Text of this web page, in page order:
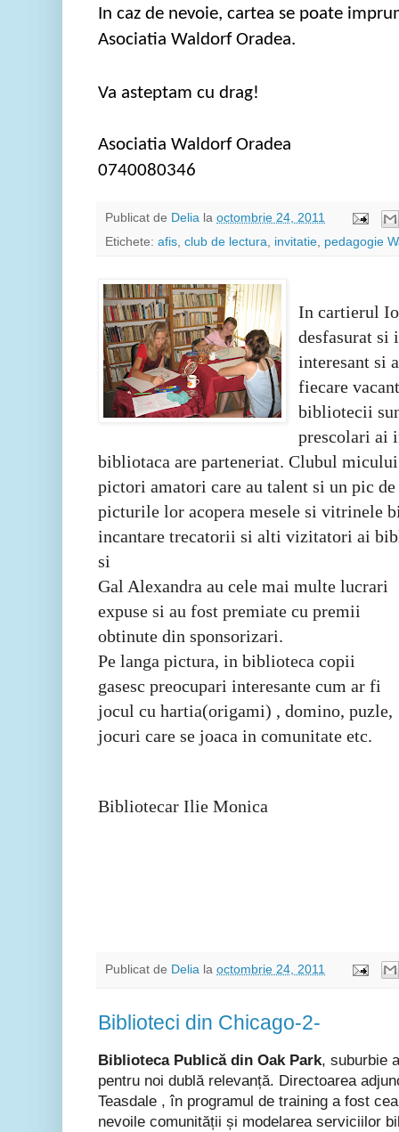
In caz de nevoie, cartea se poate
Asociatia Waldorf Oradea.
Va asteptam cu drag!
Asociatia Waldorf Oradea
0740080346
Publicat de Delia la octombrie 24, 2011
Etichete: afis club de lectura invitatie pedagogie
In cartierul
desfasurat si
interesant si
fiecare
bibliotecii
prescolari ai
bibliotaca are parteneriat. Clubul
pictori amatori care au talent si un pic
picturile lor acopera mesele si vitrinele
incantare trecatorii si alti vizitatori ai
si
Gal Alexandra au cele mai multe lucrari
expuse si au fost premiate cu premii
obtinute din sponsorizari.
Pe langa pictura, in biblioteca copii
gasesc preocupari interesante cum ar fi
jocul cu hartia(origami) , domino, puzle,
jocuri care se joaca in comunitate etc.
Bibliotecar Ilie Monica
Publicat de Delia la octombrie 24, 2011
Biblioteci din Chicago-2-
Biblioteca Publică din Oak Park, suburbie
pentru noi dublă relevanță. Directoarea
Teasdale , în programul de training a fost
nevoile comunității și modelarea serviciilor